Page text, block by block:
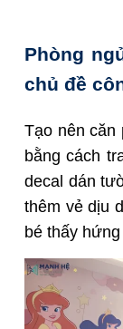
Phòng
chủ đề
Tạo nên căn
bằng cách
decal dán
thêm vẻ dịu
bé thấy